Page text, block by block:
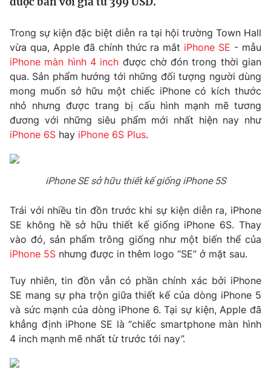
Tài chính
Thị trường
Góc doanh nghiệp
Truyền hình
Phim VTV
Hậu trường
Nhân vật
Khán giả
Giải sao mai
Giải trí
Điện ảnh
Âm nhạc
Sao
Đời sống
Làm đẹp
Giáo dục
Tuyển sinh
Học trực tuyến
Hitech Công nghệ tương lai
Sản phẩm
Tư vấn
Giao lưu trực tuyến
Chuyên mục khác
Emagazine Podcast
Photo
Trong sự kiện đặc biệt diễn ra tại hội trường Town Hall
vừa qua, Apple đã chính thức ra mắt iPhone SE - mẫu
iPhone màn hình 4 inch được chờ đón trong thời gian
qua. Sản phẩm hướng tới những đối tượng người dùng
mong muốn sở hữu một chiếc iPhone có kích thước
nhỏ nhưng được trang bị cấu hình mạnh mẽ tương
đương với những siêu phẩm mới nhất hiện nay như
iPhone 6S hay iPhone 6S Plus.
iPhone SE sở hữu thiết kế giống iPhone 5S
Trái với nhiều tin đồn trước khi sự kiện diễn ra, iPhone
SE không hề sở hữu thiết kế giống iPhone 6S. Thay
vào đó, sản phẩm trông giống như một biến thể của
iPhone 5S nhưng được in thêm logo “SE” ở mặt sau.
Tuy nhiên, tin đồn vẫn có phần chính xác bởi iPhone
SE mang sự pha trộn giữa thiết kế của dòng iPhone 5
và sức mạnh của dòng iPhone 6. Tại sự kiện, Apple đã
khẳng định iPhone SE là “chiếc smartphone màn hình
4 inch mạnh mẽ nhất từ trước tới nay”.